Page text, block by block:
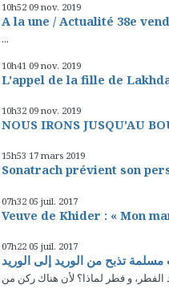
10h52 09 nov. 2019
A la une / Actualité 38e
...
10h41 09 nov. 2019
L'appel de la fille de
10h32 09 nov. 2019
NOUS IRONS JUSQU'AU
15h53 17 mars 2019
Sonatrach prévient son
07h32 05 juil. 2017
Veuve de Khider : « Mon
07h22 05 juil. 2017
تذبح من الوريد إلى الوريد